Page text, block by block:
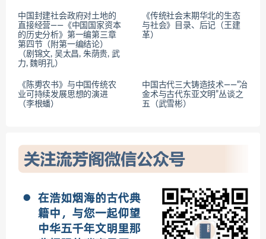
中国封建社会政府对土地的
直接经营——《中国国家资本
的历史分析》第一编第三章
第四节（附第一编结论）
（剧锦文, 吴太昌, 朱荫贵, 武
力, 魏明孔）
《传统社会末期华北的生态
与社会》目录、后记（王建
革）
《陈旉农书》与中国传统农
业可持续发展思想的演进
（李根蟠）
中国古代三大铸造技术——“冶
金术与古代东亚文明”丛谈之
五（武雪彬）